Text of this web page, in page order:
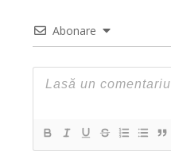
Abonare